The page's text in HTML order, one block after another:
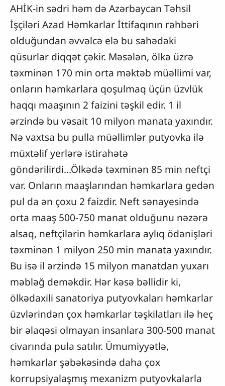
AHİK-in sədri həm də Azərbaycan Təhsil
İşçiləri Azad Həmkarlar İttifaqının rəhbəri
olduğundan əvvəlcə elə bu sahədəki
qüsurlar diqqət çəkir. Məsələn, ölkə üzrə
təxminən 170 min orta məktəb müəllimi var,
onların həmkarlara qoşulmaq üçün üzvlük
haqqı maaşının 2 faizini təşkil edir. 1 il
ərzində bu vəsait 10 milyon manata yaxındır.
Nə vaxtsa bu pulla müəllimlər putyovka ilə
müxtəlif yerlərə istirahətə
göndərilirdi...Ölkədə təxminən 85 min neftçi
var. Onların maaşlarından həmkarlara gedən
pul da ən çoxu 2 faizdir. Neft sənayesində
orta maaş 500-750 manat olduğunu nəzərə
alsaq, neftçilərin həmkarlara aylıq ödənişləri
təxminən 1 milyon 250 min manata yaxındır.
Bu isə il ərzində 15 milyon manatdan yuxarı
məbləğ deməkdir. Hər kəsə bəllidir ki,
ölkədaxili sanatoriya putyovkaları həmkarlar
üzvlərindən çox həmkarlar təşkilatları ilə heç
bir əlaqəsi olmayan insanlara 300-500 manat
civarında pula satılır. Ümumiyyətlə,
həmkarlar şəbəkəsində daha çox
korrupsiyalaşmış mexanizm putyovkalarla